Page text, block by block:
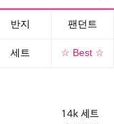
반지 팬던트
세트 ☆ Best ☆